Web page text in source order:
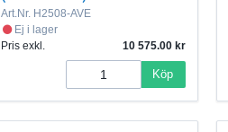
Art.Nr. H2508-AVE
Ej i lager
Pris exkl.
10 575.00
Köp